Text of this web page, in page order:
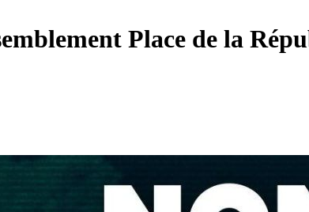
Place de la